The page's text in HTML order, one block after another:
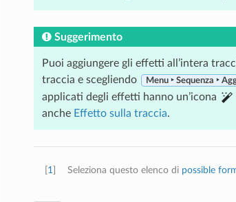
Suggerimento
Puoi aggiungere gli effetti all’intera
traccia e scegliendo
Menu ‣ Sequenza ‣
applicati degli effetti hanno un’icona
anche Effetto sulla traccia.
1 Seleziona questo elenco di possible